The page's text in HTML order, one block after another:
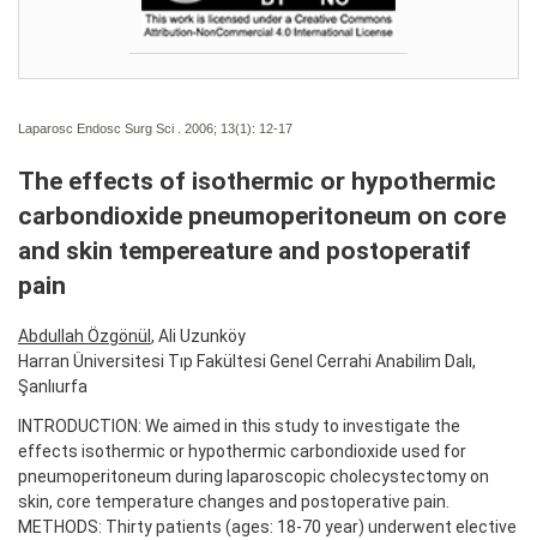
Laparosc Endosc Surg Sci . 2006; 13(1): 12-17
The effects of isothermic or hypothermic
carbondioxide pneumoperitoneum on core
and skin tempereature and postoperatif
pain
Abdullah Özgönül , Ali Uzunköy
Harran Üniversitesi Tıp Fakültesi Genel Cerrahi Anabilim Dalı,
Şanlıurfa
INTRODUCTION: We aimed in this study to investigate the
effects isothermic or hypothermic carbondioxide used for
pneumoperitoneum during laparoscopic cholecystectomy on
skin, core temperature changes and postoperative pain.
METHODS: Thirty patients (ages: 18-70 year) underwent elective